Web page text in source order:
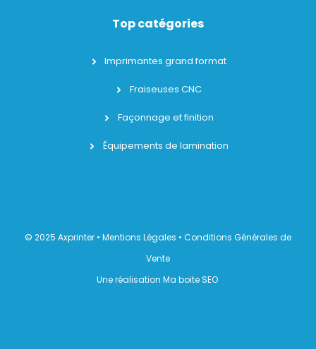
Top catégories
Imprimantes grand format
Fraiseuses CNC
Façonnage et finition
Équipements de lamination
© 2025 Axprinter • Mentions Légales • Conditions Générales de
Vente
Une réalisation Ma boite SEO